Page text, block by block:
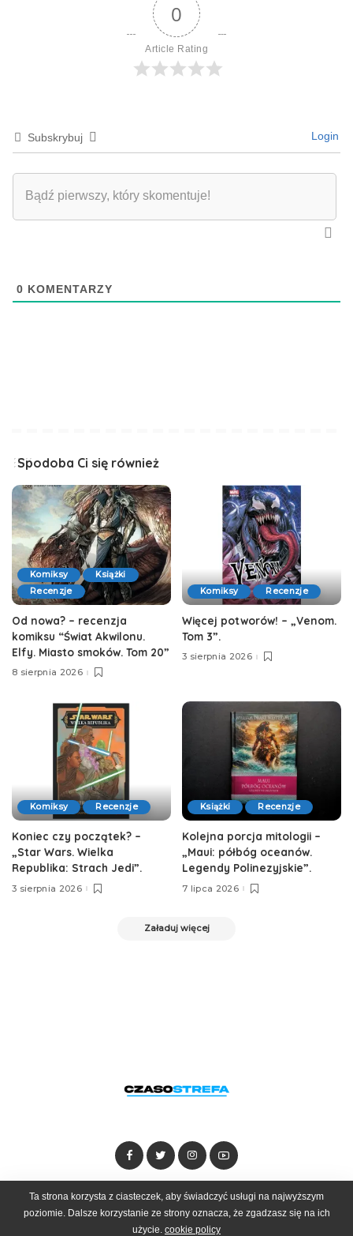
0
Article Rating
Subskrybuj Login
0 KOMENTARZY
Spodoba Ci się również
Komiksy
Książki
Recenzje
Od nowa? – recenzja
komiksu “Świat Akwilonu.
Elfy. Miasto smoków. Tom 20”
8 sierpnia 2026
Komiksy Recenzje
Więcej potworów! – „Venom.
Tom 3”.
3 sierpnia 2026
Komiksy Recenzje
Koniec czy początek? –
„Star Wars. Wielka
Republika: Strach Jedi”.
3 sierpnia 2026
Książki Recenzje
Kolejna porcja mitologii –
„Maui: półbóg oceanów.
Legendy Polinezyjskie”.
7 lipca 2026
Załaduj więcej
Dołącz do zespołu Kontakt Reklama
Ta strona korzysta z ciasteczek, aby świadczyć usługi na najwyższym
poziomie. Dalsze korzystanie ze strony oznacza, że zgadzasz się na ich
użycie. cookie policy